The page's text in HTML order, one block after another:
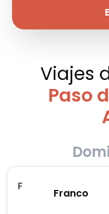
Viajes
Paso
F
Franco